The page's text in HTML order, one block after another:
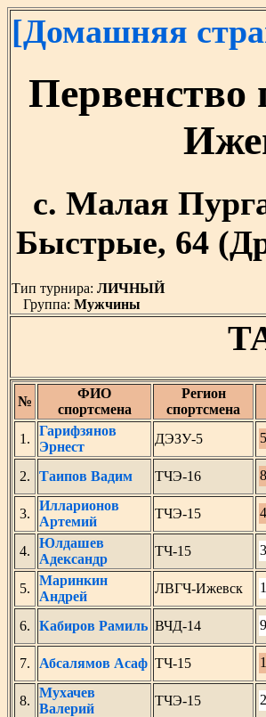
[Домашняя
Первенство
с. Малая
Быстрые, 64
Тип турнира: ЛИЧНЫЙ
Группа: Мужчины
№
ФИО
спортсмена
Регион
спортсмена
1.
Гарифзянов
Эрнест
ДЭЗУ-5
2. Таипов Вадим ТЧЭ-16
3.
Илларионов
Артемий
ТЧЭ-15
4.
Юлдашев
Адександр
ТЧ-15
5.
Маринкин
Андрей
ЛВГЧ-Ижевск
6. Кабиров Рамиль ВЧД-14
7. Абсалямов Асаф ТЧ-15
8.
Мухачев
Валерий
ТЧЭ-15